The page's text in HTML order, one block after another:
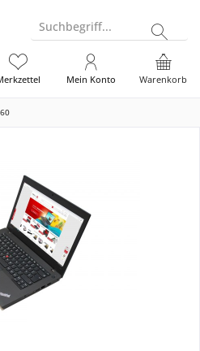
Suchbegriff...
Warenkorb
Mein Konto